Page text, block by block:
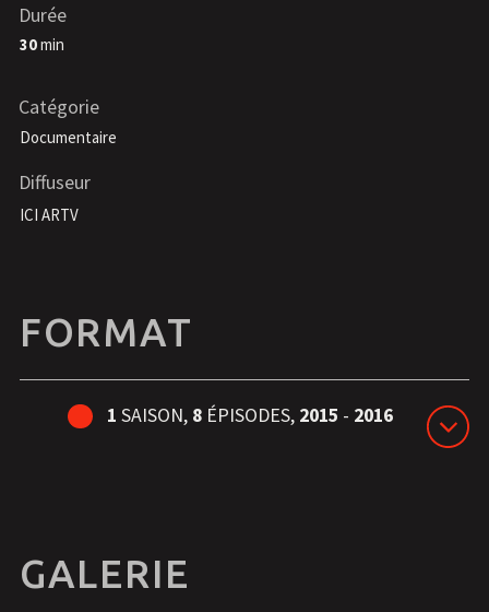
Durée
30min
Catégorie
Documentaire
Diffuseur
ICI ARTV
FORMAT
1 SAISON, 8 ÉPISODES, 2015 - 2016
GALERIE